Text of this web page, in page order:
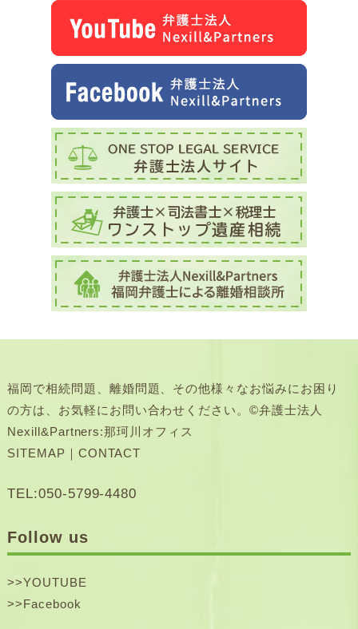
福岡で相続問題、離婚問題、その他様々なお悩みにお困り
の方は、お気軽にお問い合わせください。©弁護士法人
Nexill&Partners:那珂川オフィス
SITEMAP ｜ CONTACT
TEL:050-5799-4480
Follow us
>>YOUTUBE
>>Facebook